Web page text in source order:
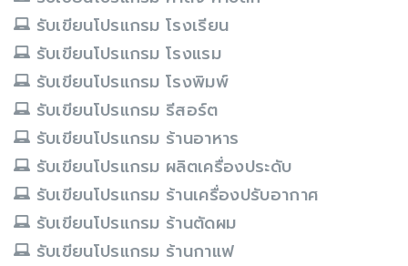
รับเขียนโปรแกรม โรงเรียน
รับเขียนโปรแกรม โรงแรม
รับเขียนโปรแกรม โรงพิมพ์
รับเขียนโปรแกรม รีสอร์ต
รับเขียนโปรแกรม ร้านอาหาร
รับเขียนโปรแกรม ผลิตเครื่องประดับ
รับเขียนโปรแกรม ร้านเครื่องปรับอากาศ
รับเขียนโปรแกรม ร้านตัดผม
รับเขียนโปรแกรม ร้านกาแฟ